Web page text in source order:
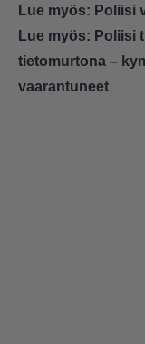
Lue myös: Poliisi
Lue myös: Poliisi
tietomurtona –
vaarantuneet